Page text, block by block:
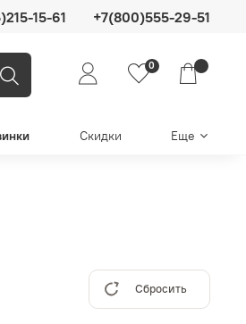
15-61 +7(800)555-29-51
0
Скидки Еще
Сбросить